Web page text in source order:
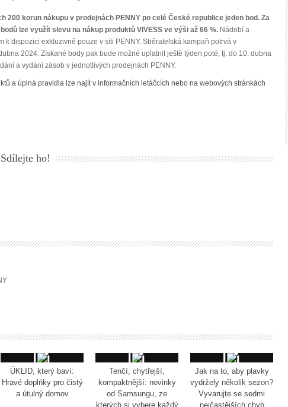
200 korun nákupu v prodejnách PENNY po celé České republice jeden bod. Za
lze využít slevu na nákup produktů VIVESS ve výši až 66 %. Nádobí a
k dispozici exkluzivně pouze v síti PENNY. Sběratelská kampaň potrvá v
2024. Získané body pak bude možné uplatnit ještě týden poté, tj. do 10. dubna
a vydání zásob v jednotlivých prodejnách PENNY.
a úplná pravidla lze najít v informačních letáčcích nebo na webových stránkách
ho!
ÚKLID, který baví:
Hravé doplňky pro čistý
a útulný domov
Tenčí, chytřejší,
kompaktnější: novinky
od Samsungu, ze
kterých si vybere každý
Jak na to, aby plavky
vydržely několik sezon?
Vyvarujte se sedmi
nejčastějších chyb